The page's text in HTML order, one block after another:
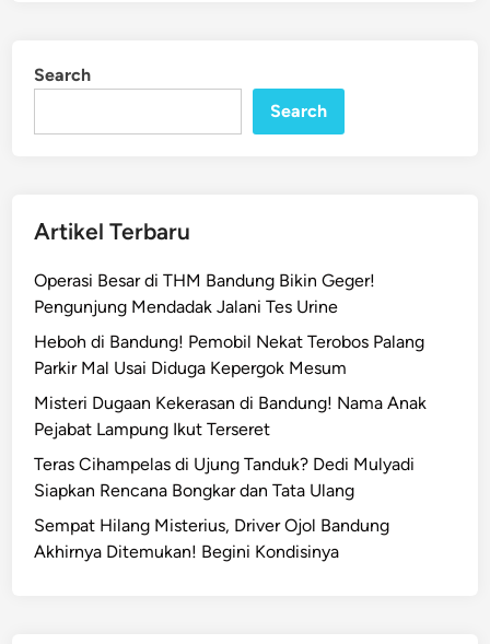
Search
Search
Artikel Terbaru
Operasi Besar di THM Bandung Bikin Geger!
Pengunjung Mendadak Jalani Tes Urine
Heboh di Bandung! Pemobil Nekat Terobos Palang
Parkir Mal Usai Diduga Kepergok Mesum
Misteri Dugaan Kekerasan di Bandung! Nama Anak
Pejabat Lampung Ikut Terseret
Teras Cihampelas di Ujung Tanduk? Dedi Mulyadi
Siapkan Rencana Bongkar dan Tata Ulang
Sempat Hilang Misterius, Driver Ojol Bandung
Akhirnya Ditemukan! Begini Kondisinya